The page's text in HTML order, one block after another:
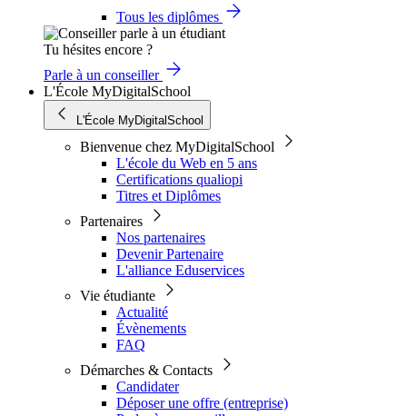
Tous les diplômes
Tu hésites encore ?
Parle à un conseiller
L'École MyDigitalSchool
L'École MyDigitalSchool
Bienvenue chez MyDigitalSchool
L'école du Web en 5 ans
Certifications qualiopi
Titres et Diplômes
Partenaires
Nos partenaires
Devenir Partenaire
L'alliance Eduservices
Vie étudiante
Actualité
Évènements
FAQ
Démarches & Contacts
Candidater
Déposer une offre (entreprise)